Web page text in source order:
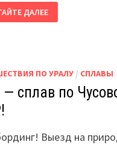
ДАЛЕЕ
ПО УРАЛУ/ СПЛАВЫ
— сплав по
Выезд на